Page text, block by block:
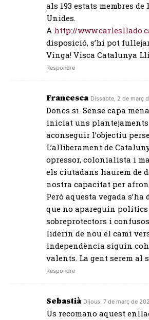
als 193 estats membres
Unides.
A http://
disposició, s’hi pot
Vinga! Visca Catalunya
Respondre
Francesca Dissabte, 2 de març
Doncs si. Sense capa
iniciat uns plantejaments
aconseguir l’objectiu
L’alliberament de
opressor, colonialista i
els ciutadans haurem de
nostra capacitat per
Però aquesta vegada s’ha
que no apareguin
sobreprotectors i
liderin de nou el camí
independència siguin
valents. La gent serem al
Respondre
Sebastià Dijous, 7 de març de
Us recomano aquest